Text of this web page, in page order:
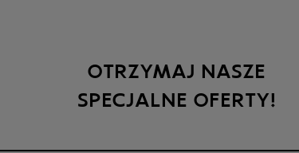
OTRZYMAJ NASZE
SPECJALNE OFERTY!